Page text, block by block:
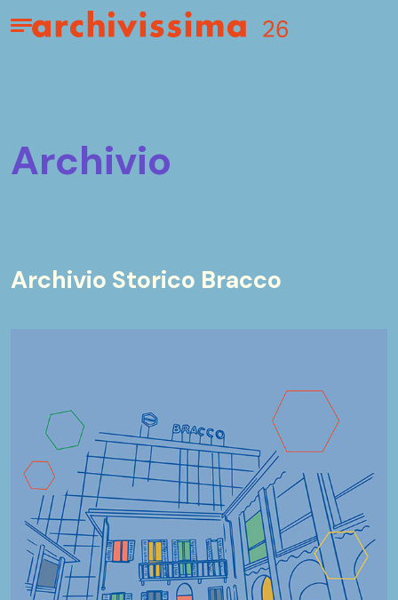
Home page
Apri il menu
archivio
Archivio Storico Bracco